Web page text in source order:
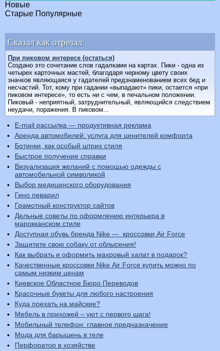
Новые
Старые Популярные
Сказал как отрезал:
При пиковом интересе (остаться)
Создано это сочетание слов гадалками на картах. Пики - одна из
четырех карточных мастей, благодаря черному цвету своих
значков являющаяся у гадателей предзнаменованием всех бед и
несчастий. Тот, кому при гадании «выпадают» пики, остается «при
пиковом интересе», то есть ни с чем, в печальном положении.
Пиковый - неприятный, затруднительный, являющийся следствием
неудачи, поражения. В пиковом...
E-mail рассылка — продуктивная реклама
Аренда автомобилей: услуга для ценителей комфорта
Ботинки, как особый штрих стиля
Быстрое получение справки
Визуализация желаний с помощью одежды с
автомобильной символикой
Выбор медицинского оборудования
Гино певарил
Грамотный конструктор сайтов
Дельные советы по оформлению интерьера в
марокканском стиле
Доступная обувь бренда Nike — кроссовки Air Force
Защитите свою собаку от облысения!
Как выбрать и оформить махровый халат в подарок?
Качественные кроссовки Nike Air Force купить можно по
самым низким ценам
Киевское Областное Бюро Переводов
Красочные букеты для любого настроения
Куда поехать на майские?
Мебель в прихожей – уют с первого шага!
Мобильный телефон: главное предназначение
Мода для барышень в теле
Перфоратор в хозяйстве